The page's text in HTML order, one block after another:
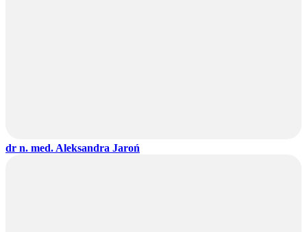
dr n. med. Aleksandra Jaroń